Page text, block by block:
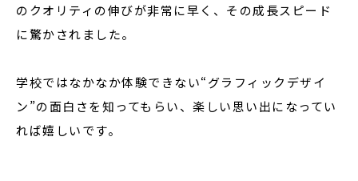
のクオリティの伸びが非常に早く、その成長スピード
に驚かされました。
学校ではなかなか体験できない“グラフィックデザイ
ン”の面白さを知ってもらい、楽しい思い出になってい
れば嬉しいです。